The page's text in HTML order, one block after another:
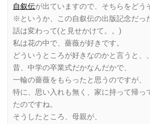
自叙伝が出ていますので、そちらをどう
※というか、この自叙伝の出版記念だっ
話は変わって(と見せかけて。。)
私は花の中で、薔薇が好きです。
どういうところが好きなのかと言うと、
昔、中学の卒業式だかなんだかで、
一輪の薔薇をもらったと思うのですが、
特に、思い入れも無く、家に持って帰っ
たのですね。
そうしたところ、母親が、